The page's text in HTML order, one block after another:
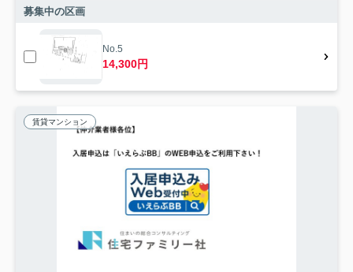
募集中の区画
No.5
14,300円
賃貸マンション